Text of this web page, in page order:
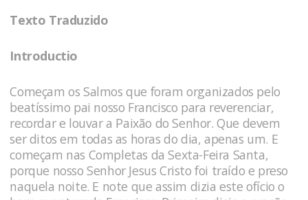
Texto Traduzido
Introductio
Começam os Salmos que foram organizados pelo
beatíssimo pai nosso Francisco para reverenciar,
recordar e louvar a Paixão do Senhor. Que devem
ser ditos em todas as horas do dia, apenas um. E
começam nas Completas da Sexta-Feira Santa,
porque nosso Senhor Jesus Cristo foi traído e preso
naquela noite. E note que assim dizia este ofício o